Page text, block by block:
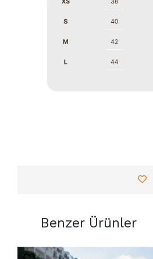
Benzer Ürünler